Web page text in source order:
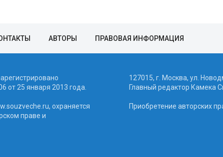
АВТОРЫ ПРАВОВАЯ ИНФОРМАЦИЯ
от 25 января 2013 года.
охраняется
праве и
127015, г. Москва, ул.
Главный редактор Камека
Приобретение авторских